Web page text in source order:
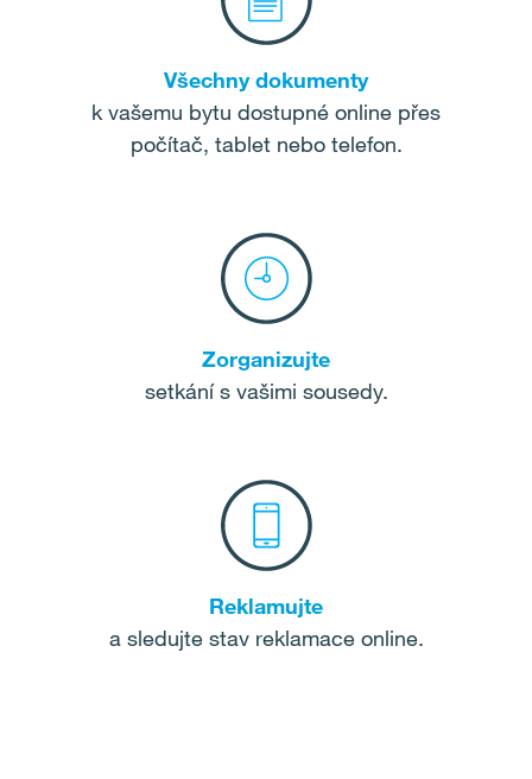
Všechny dokumenty
k vašemu bytu dostupné online přes
počítač, tablet nebo telefon.
Zorganizujte
setkání s vašimi sousedy.
Reklamujte
a sledujte stav reklamace online.